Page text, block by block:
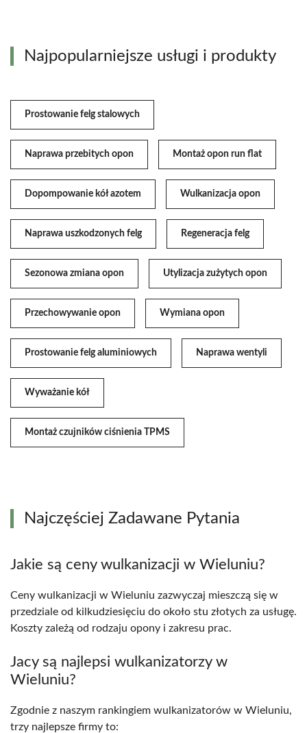
Najpopularniejsze usługi i produkty
Prostowanie felg stalowych
Naprawa przebitych opon Montaż opon run flat
Dopompowanie kół azotem Wulkanizacja opon
Naprawa uszkodzonych felg Regeneracja felg
Sezonowa zmiana opon Utylizacja zużytych opon
Przechowywanie opon Wymiana opon
Prostowanie felg aluminiowych Naprawa wentyli
Wyważanie kół
Montaż czujników ciśnienia TPMS
Najczęściej Zadawane Pytania
Jakie są ceny wulkanizacji w Wieluniu?
Ceny wulkanizacji w Wieluniu zazwyczaj mieszczą się w
przedziale od kilkudziesięciu do około stu złotych za usługę.
Koszty zależą od rodzaju opony i zakresu prac.
Jacy są najlepsi wulkanizatorzy w
Wieluniu?
Zgodnie z naszym rankingiem wulkanizatorów w Wieluniu,
trzy najlepsze firmy to: